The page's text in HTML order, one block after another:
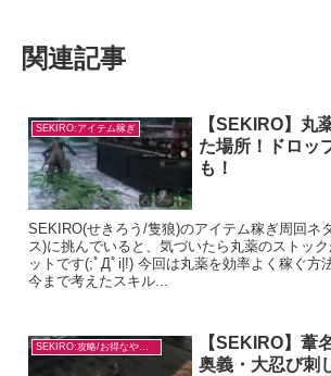
関連記事
SEKIRO:アイテム稼ぎ
【SEKIRO】丸
た場所！ドロッ
も！
SEKIRO(せきろう/隻狼)のアイテム稼ぎ周回ネ
ス)に挑んでいると、気づいたら丸薬のストッ
ットです(;ﾟДﾟi|!) 今回は丸薬を効率よく稼ぐ方
今まで考えたスキル...
SEKIRO:攻略/お得なやり方
【SEKIRO】葦
奥義・大忍び刺